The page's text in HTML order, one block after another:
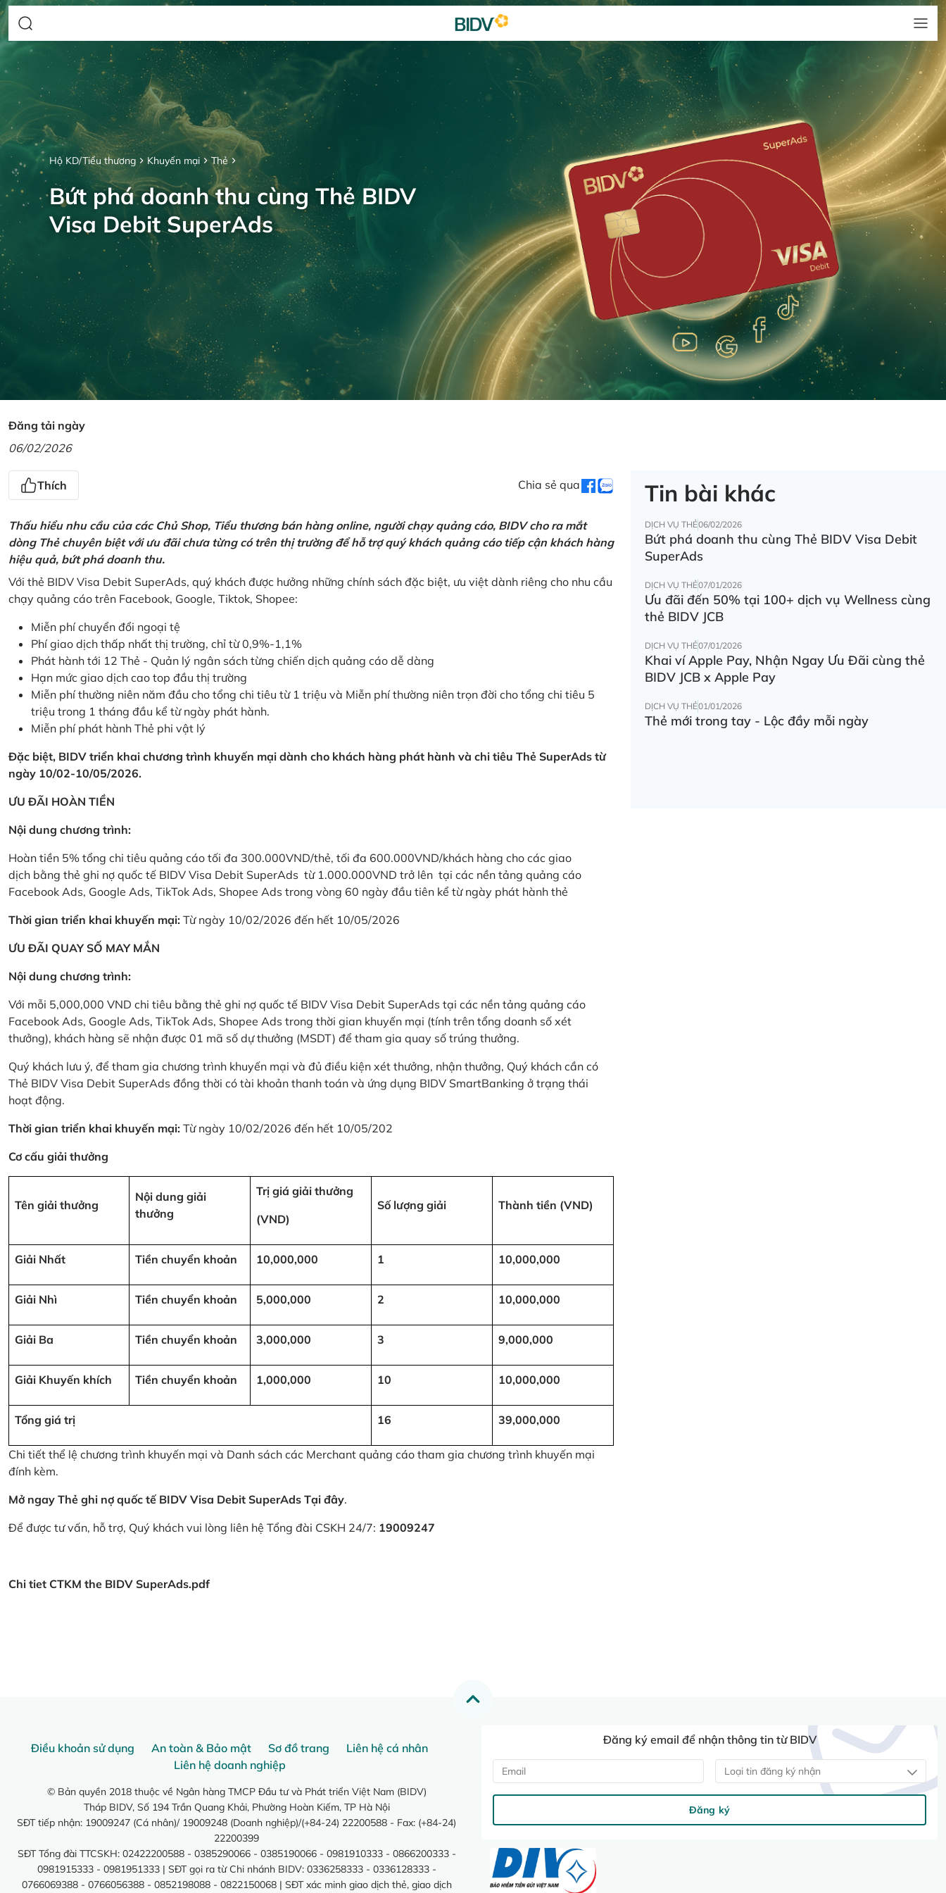
Hộ KD/Tiểu thương Khuyến mại Thẻ
Bứt phá doanh thu cùng Thẻ BIDV
Visa Debit SuperAds
Đăng tải ngày
06/02/2026
Thích Chia sẻ qua
Thấu hiểu nhu cầu của các Chủ Shop, Tiểu thương bán hàng online, người chạy quảng cáo, BIDV cho ra mắt
dòng Thẻ chuyên biệt với ưu đãi chưa từng có trên thị trường để hỗ trợ quý khách quảng cáo tiếp cận khách hàng
hiệu quả, bứt phá doanh thu.
Với thẻ BIDV Visa Debit SuperAds, quý khách được hưởng những chính sách đặc biệt, ưu việt dành riêng cho nhu cầu
chạy quảng cáo trên Facebook, Google, Tiktok, Shopee:
Miễn phí chuyển đổi ngoại tệ
Phí giao dịch thấp nhất thị trường, chỉ từ 0,9%-1,1%
Phát hành tới 12 Thẻ - Quản lý ngân sách từng chiến dịch quảng cáo dễ dàng
Hạn mức giao dịch cao top đầu thị trường
Miễn phí thường niên năm đầu cho tổng chi tiêu từ 1 triệu và Miễn phí thường niên trọn đời cho tổng chi tiêu 5
triệu trong 1 tháng đầu kể từ ngày phát hành.
Miễn phí phát hành Thẻ phi vật lý
Đặc biệt, BIDV triển khai chương trình khuyến mại dành cho khách hàng phát hành và chi tiêu Thẻ SuperAds từ
ngày 10/02-10/05/2026.
ƯU ĐÃI HOÀN TIỀN
Nội dung chương trình:
Hoàn tiền 5% tổng chi tiêu quảng cáo tối đa 300.000VND/thẻ, tối đa 600.000VND/khách hàng cho các giao
dịch bằng thẻ ghi nợ quốc tế BIDV Visa Debit SuperAds từ 1.000.000VND trở lên tại các nền tảng quảng cáo
Facebook Ads, Google Ads, TikTok Ads, Shopee Ads trong vòng 60 ngày đầu tiên kể từ ngày phát hành thẻ
Thời gian triển khai khuyến mại: Từ ngày 10/02/2026 đến hết 10/05/2026
ƯU ĐÃI QUAY SỐ MAY MẮN
Nội dung chương trình:
Với mỗi 5,000,000 VND chi tiêu bằng thẻ ghi nợ quốc tế BIDV Visa Debit SuperAds tại các nền tảng quảng cáo
Facebook Ads, Google Ads, TikTok Ads, Shopee Ads trong thời gian khuyến mại (tính trên tổng doanh số xét
thưởng), khách hàng sẽ nhận được 01 mã số dự thưởng (MSDT) để tham gia quay số trúng thưởng.
Quý khách lưu ý, để tham gia chương trình khuyến mại và đủ điều kiện xét thưởng, nhận thưởng, Quý khách cần có
Thẻ BIDV Visa Debit SuperAds đồng thời có tài khoản thanh toán và ứng dụng BIDV SmartBanking ở trạng thái
hoạt động.
Thời gian triển khai khuyến mại: Từ ngày 10/02/2026 đến hết 10/05/202
Cơ cấu giải thưởng
Tên giải thưởng
Nội dung giải
thưởng
Trị giá giải thưởng
(VND)
Số lượng giải Thành tiền (VND)
Giải Nhất Tiền chuyển khoản 10,000,000 1 10,000,000
Giải Nhì Tiền chuyển khoản 5,000,000 2 10,000,000
Giải Ba Tiền chuyển khoản 3,000,000 3 9,000,000
Giải Khuyến khích Tiền chuyển khoản 1,000,000 10 10,000,000
Tổng giá trị 16 39,000,000
Chi tiết thể lệ chương trình khuyến mại và Danh sách các Merchant quảng cáo tham gia chương trình khuyến mại
đính kèm.
Mở ngay Thẻ ghi nợ quốc tế BIDV Visa Debit SuperAds Tại đây.
Để được tư vấn, hỗ trợ, Quý khách vui lòng liên hệ Tổng đài CSKH 24/7: 19009247
Chi tiet CTKM the BIDV SuperAds.pdf
Tin bài khác
DỊCH VỤ THẺ06/02/2026
Bứt phá doanh thu cùng Thẻ BIDV Visa Debit
SuperAds
DỊCH VỤ THẺ07/01/2026
Ưu đãi đến 50% tại 100+ dịch vụ Wellness cùng
thẻ BIDV JCB
DỊCH VỤ THẺ07/01/2026
Khai ví Apple Pay, Nhận Ngay Ưu Đãi cùng thẻ
BIDV JCB x Apple Pay
DỊCH VỤ THẺ01/01/2026
Thẻ mới trong tay - Lộc đầy mỗi ngày
Điều khoản sử dụng An toàn & Bảo mật Sơ đồ trang
Liên hệ cá nhân
Liên hệ doanh nghiệp
© Bản quyền 2018 thuộc về Ngân hàng TMCP Đầu tư và Phát triển Việt Nam (BIDV)
Tháp BIDV, Số 194 Trần Quang Khải, Phường Hoàn Kiếm, TP Hà Nội
SĐT tiếp nhận: 19009247 (Cá nhân)/ 19009248 (Doanh nghiệp)/(+84-24) 22200588 - Fax: (+84-24)
22200399
SĐT Tổng đài TTCSKH: 02422200588 - 0385290066 - 0385190066 - 0981910333 - 0866200333 -
0981915333 - 0981951333 | SĐT gọi ra từ Chi nhánh BIDV: 0336258333 - 0336128333 -
0766069388 - 0766056388 - 0852198088 - 0822150068 | SĐT xác minh giao dịch thẻ, giao dịch
Đăng ký email để nhận thông tin từ BIDV
Loại tin đăng ký nhận
Đăng ký